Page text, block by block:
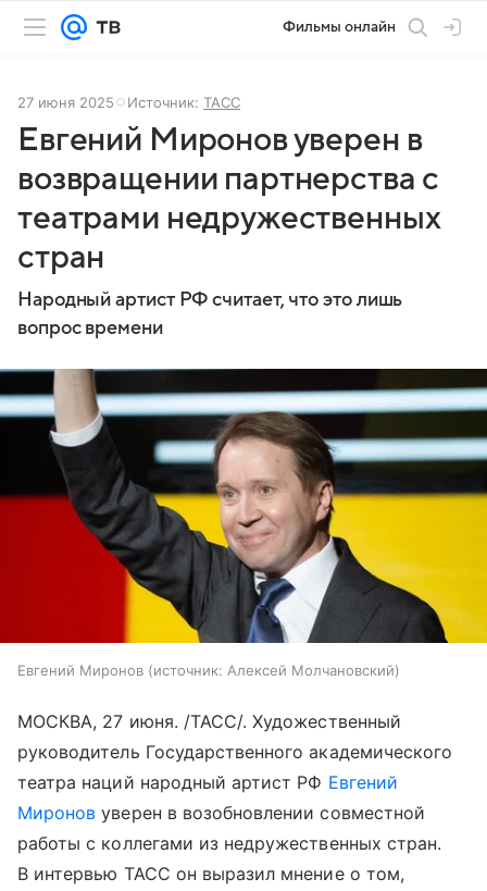
Фильмы онлайн
27 июня 2025 Источник: ТАСС
Евгений Миронов уверен в
возвращении партнерства с
театрами недружественных
стран
Народный артист РФ считает, что это лишь
вопрос времени
Евгений Миронов источник: Алексей Молчановский
МОСКВА, 27 июня. /ТАСС/. Художественный
руководитель Государственного академического
театра наций народный артист РФ Евгений
Миронов уверен в возобновлении совместной
работы с коллегами из недружественных стран.
В интервью ТАСС он выразил мнение о том,